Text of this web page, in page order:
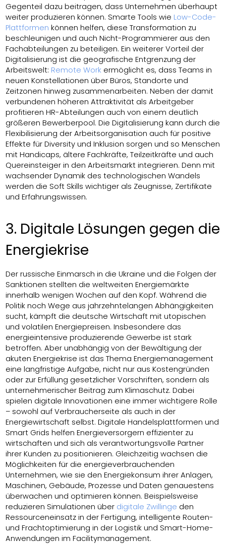
Gegenteil dazu beitragen, dass Unternehmen überhaupt
weiter produzieren können. Smarte Tools wie Low-Code-
Plattformen können helfen, diese Transformation zu
beschleunigen und auch Nicht-Programmierer aus den
Fachabteilungen zu beteiligen. Ein weiterer Vorteil der
Digitalisierung ist die geografische Entgrenzung der
Arbeitswelt: Remote Work ermöglicht es, dass Teams in
neuen Konstellationen über Büros, Standorte und
Zeitzonen hinweg zusammenarbeiten. Neben der damit
verbundenen höheren Attraktivität als Arbeitgeber
profitieren HR-Abteilungen auch von einem deutlich
größeren Bewerberpool. Die Digitalisierung kann durch die
Flexibilisierung der Arbeitsorganisation auch für positive
Effekte für Diversity und Inklusion sorgen und so Menschen
mit Handicaps, ältere Fachkräfte, Teilzeitkräfte und auch
Quereinsteiger in den Arbeitsmarkt integrieren. Denn mit
wachsender Dynamik des technologischen Wandels
werden die Soft Skills wichtiger als Zeugnisse, Zertifikate
und Erfahrungswissen.
3. Digitale Lösungen gegen die
Energiekrise
Der russische Einmarsch in die Ukraine und die Folgen der
Sanktionen stellten die weltweiten Energiemärkte
innerhalb wenigen Wochen auf den Kopf. Während die
Politik noch Wege aus jahrzehntelangen Abhängigkeiten
sucht, kämpft die deutsche Wirtschaft mit utopischen
und volatilen Energiepreisen. Insbesondere das
energieintensive produzierende Gewerbe ist stark
betroffen. Aber unabhängig von der Bewältigung der
akuten Energiekrise ist das Thema Energiemanagement
eine langfristige Aufgabe, nicht nur aus Kostengründen
oder zur Erfüllung gesetzlicher Vorschriften, sondern als
unternehmerischer Beitrag zum Klimaschutz. Dabei
spielen digitale Innovationen eine immer wichtigere Rolle
– sowohl auf Verbraucherseite als auch in der
Energiewirtschaft selbst. Digitale Handelsplattformen und
Smart Grids helfen Energieversorgern effizienter zu
wirtschaften und sich als verantwortungsvolle Partner
ihrer Kunden zu positionieren. Gleichzeitig wachsen die
Möglichkeiten für die energieverbrauchenden
Unternehmen, wie sie den Energiekonsum ihrer Anlagen,
Maschinen, Gebäude, Prozesse und Daten genauestens
überwachen und optimieren können. Beispielsweise
reduzieren Simulationen über digitale Zwillinge den
Ressourceneinsatz in der Fertigung, intelligente Routen-
und Frachtoptimierung in der Logistik und Smart-Home-
Anwendungen im Facilitymanagement.